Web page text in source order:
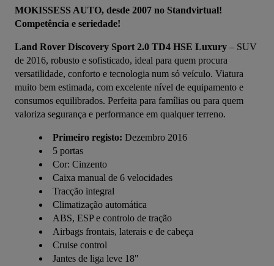
MOKISSESS AUTO, desde 2007 no Standvirtual!
Competência e seriedade!
Land Rover Discovery Sport 2.0 TD4 HSE Luxury – SUV
de 2016, robusto e sofisticado, ideal para quem procura
versatilidade, conforto e tecnologia num só veículo. Viatura
muito bem estimada, com excelente nível de equipamento e
consumos equilibrados. Perfeita para famílias ou para quem
valoriza segurança e performance em qualquer terreno.
Primeiro registo: Dezembro 2016
5 portas
Cor: Cinzento
Caixa manual de 6 velocidades
Tracção integral
Climatização automática
ABS, ESP e controlo de tração
Airbags frontais, laterais e de cabeça
Cruise control
Jantes de liga leve 18"